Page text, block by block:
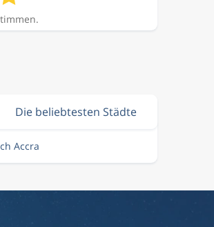
Die beliebtesten Städte
Accra